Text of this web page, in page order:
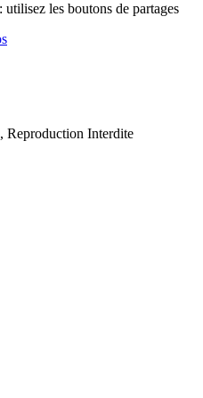
les boutons de partages
Reproduction Interdite